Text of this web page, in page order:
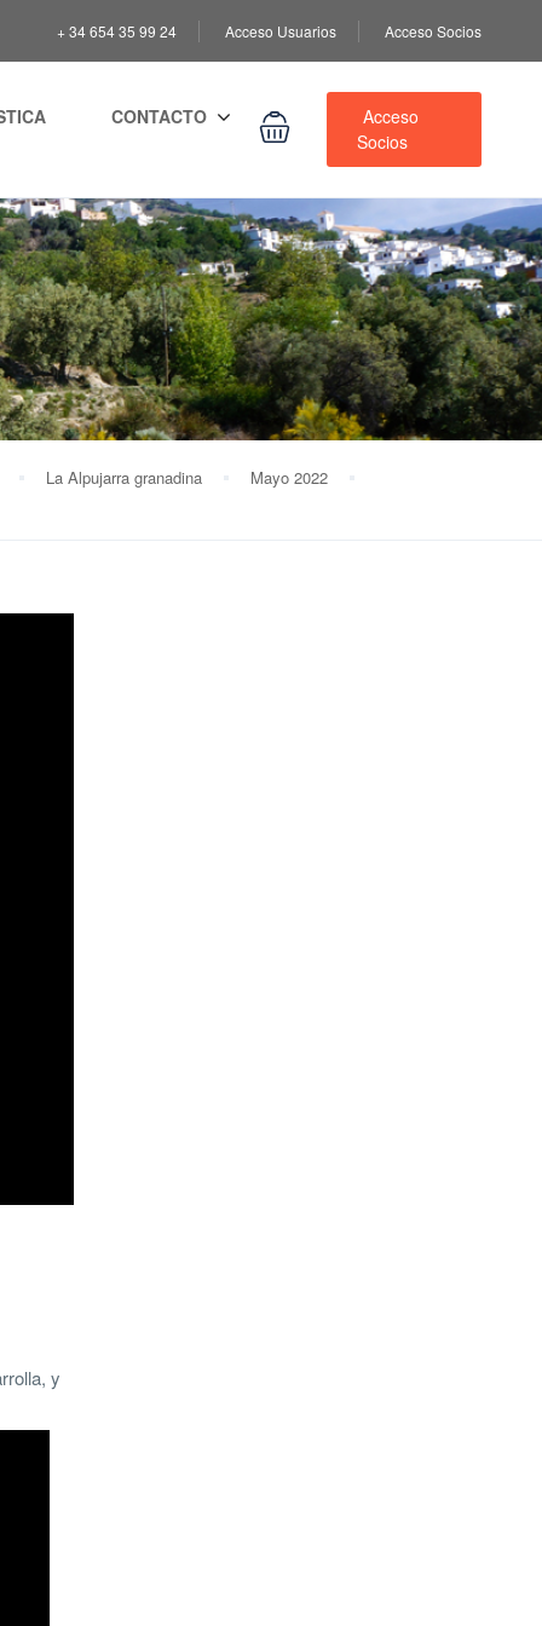
+ 34 654 35 99 24 Acceso Usuarios Acceso Socios
CONTACTO
Acceso
Socios
La Alpujarra granadina
Mayo 2022
y